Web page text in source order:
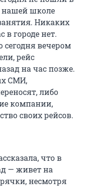
нашей школе
Никаких
в городе нет.
сегодня вечером
рейс
на час позже.
СМИ,
либо
компании,
своих рейсов.
что в
— живет на
несмотря